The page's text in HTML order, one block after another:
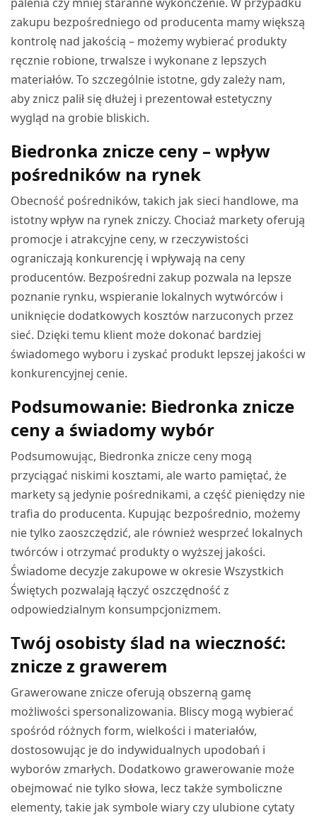
zakupu bezpośredniego od producenta mamy większą
kontrolę nad jakością – możemy wybierać produkty
ręcznie robione, trwalsze i wykonane z lepszych
materiałów. To szczególnie istotne, gdy zależy nam,
aby znicz palił się dłużej i prezentował estetyczny
wygląd na grobie bliskich.
Biedronka znicze ceny – wpływ
pośredników na rynek
Obecność pośredników, takich jak sieci handlowe, ma
istotny wpływ na rynek zniczy. Chociaż markety oferują
promocje i atrakcyjne ceny, w rzeczywistości
ograniczają konkurencję i wpływają na ceny
producentów. Bezpośredni zakup pozwala na lepsze
poznanie rynku, wspieranie lokalnych wytwórców i
uniknięcie dodatkowych kosztów narzuconych przez
sieć. Dzięki temu klient może dokonać bardziej
świadomego wyboru i zyskać produkt lepszej jakości w
konkurencyjnej cenie.
Podsumowanie: Biedronka znicze
ceny a świadomy wybór
Podsumowując, Biedronka znicze ceny mogą
przyciągać niskimi kosztami, ale warto pamiętać, że
markety są jedynie pośrednikami, a część pieniędzy nie
trafia do producenta. Kupując bezpośrednio, możemy
nie tylko zaoszczędzić, ale również wesprzeć lokalnych
twórców i otrzymać produkty o wyższej jakości.
Świadome decyzje zakupowe w okresie Wszystkich
Świętych pozwalają łączyć oszczędność z
odpowiedzialnym konsumpcjonizmem.
Twój osobisty ślad na wieczność:
znicze z grawerem
Grawerowane znicze oferują obszerną gamę
możliwości spersonalizowania. Bliscy mogą wybierać
spośród różnych form, wielkości i materiałów,
dostosowując je do indywidualnych upodobań i
wyborów zmarłych. Dodatkowo grawerowanie może
obejmować nie tylko słowa, lecz także symboliczne
elementy, takie jak symbole wiary czy ulubione cytaty